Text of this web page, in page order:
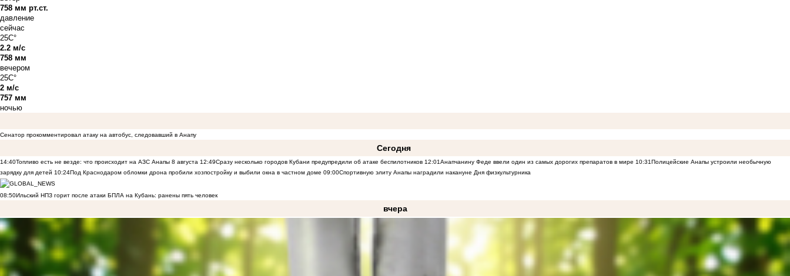
758 мм рт.ст.
давление
сейчас
25C°
2.2 м/с
758 мм
вечером
25C°
2 м/с
757 мм
ночью
Сенатор прокомментировал атаку на автобус, следовавший в Анапу
Сегодня
14:40Топливо есть не везде: что происходит на АЗС Анапы 8 августа 12:49Сразу несколько городов Кубани предупредили об атаке беспилотников 12:01Анапчанину Феде ввели один из самых дорогих препаратов в мире 10:31Полицейские Анапы устроили необычную
зарядку для детей 10:24Под Краснодаром обломки дрона пробили хозпостройку и выбили окна в частном доме 09:00Спортивную элиту Анапы наградили накануне Дня физкультурника
08:50Ильский НПЗ горит после атаки БПЛА на Кубань: ранены пять человек
вчера